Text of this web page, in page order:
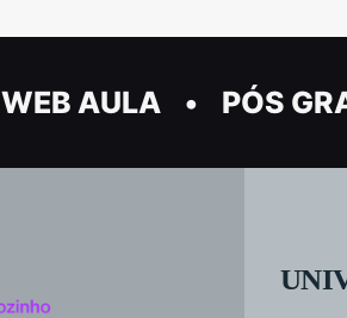
WEB AULA PÓS